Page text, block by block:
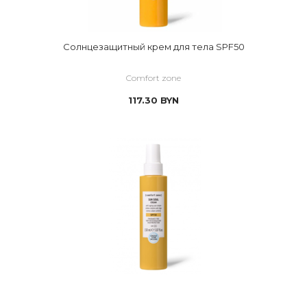
Солнцезащитный крем для тела SPF50
Comfort zone
117.30 BYN